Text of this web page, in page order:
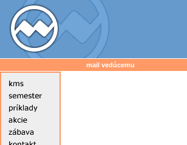
mail vedúcemu